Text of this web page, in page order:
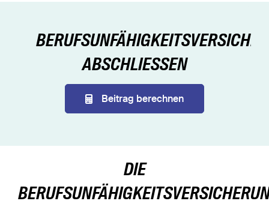
ABSCHLIESSEN
Beitrag berechnen
DIE